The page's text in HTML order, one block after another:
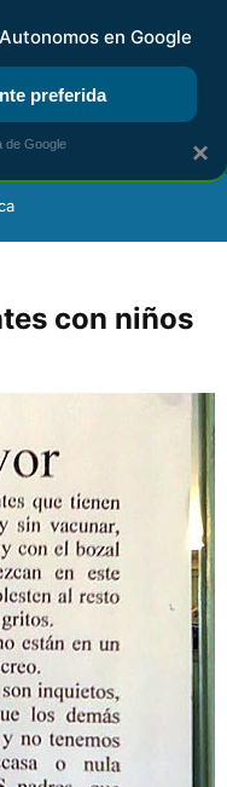
DIGITAL RENTA
con niños
×
en Google
preferida
de Google